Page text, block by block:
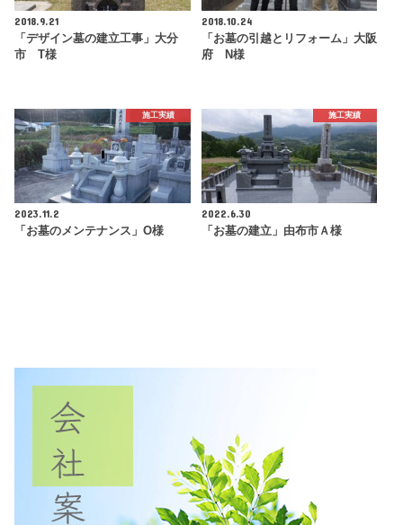
2018.9.21
「デザイン墓の建立工事」大分
市 T様
2018.10.24
「お墓の引越とリフォーム」大阪
府 N様
施工実績
2023.11.2
「お墓のメンテナンス」O様
施工実績
2022.6.30
「お墓の建立」由布市Ａ様